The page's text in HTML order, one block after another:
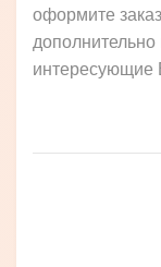
оформите
дополнительно
интересующие